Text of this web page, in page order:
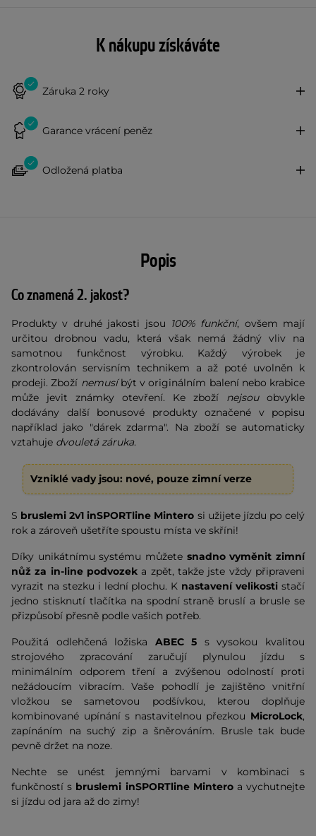
K nákupu získáváte
Záruka 2 roky
Garance vrácení peněz
Odložená platba
Popis
Co znamená 2. jakost?
Produkty v druhé jakosti jsou 100% funkční, ovšem mají
určitou drobnou vadu, která však nemá žádný vliv na
samotnou funkčnost výrobku. Každý výrobek je
zkontrolován servisním technikem a až poté uvolněn k
prodeji. Zboží nemusíbýt v originálním balení nebo krabice
může jevit známky otevření. Ke zboží nejsou obvykle
dodávány další bonusové produkty označené v popisu
například jako "dárek zdarma". Na zboží se automaticky
vztahuje dvouletá záruka.
Vzniklé vady jsou: nové, pouze zimní verze
S bruslemi 2v1 inSPORTline Mintero si užijete jízdu po celý
rok a zároveň ušetříte spoustu místa ve skříni!
Díky unikátnímu systému můžete snadno vyměnit zimní
nůž za in-line podvozek a zpět, takže jste vždy připraveni
vyrazit na stezku i lední plochu. K nastavení velikosti stačí
jedno stisknutí tlačítka na spodní straně bruslí a brusle se
přizpůsobí přesně podle vašich potřeb.
Použitá odlehčená ložiska ABEC 5 s vysokou kvalitou
strojového zpracování zaručují plynulou jízdu s
minimálním odporem tření a zvýšenou odolností proti
nežádoucím vibracím. Vaše pohodlí je zajištěno vnitřní
vložkou se sametovou podšívkou, kterou doplňuje
kombinované upínání s nastavitelnou přezkou MicroLock,
zapínáním na suchý zip a šněrováním. Brusle tak bude
pevně držet na noze.
Nechte se unést jemnými barvami v kombinaci s
funkčností s bruslemi inSPORTline Minteroa vychutnejte
si jízdu od jara až do zimy!